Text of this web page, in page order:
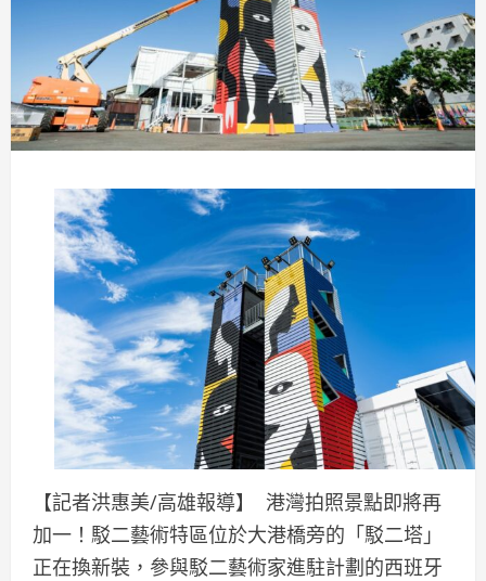
【記者洪惠美/高雄報導】 港灣拍照景點即將再
加一！駁二藝術特區位於大港橋旁的「駁二塔」
正在換新裝，參與駁二藝術家進駐計劃的西班牙